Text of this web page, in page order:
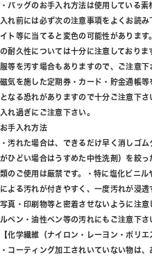
・バッグのお手入れ方法は使用している
入れ前には必ず次の注意事項をよくお読
イト等に当てると変色の可能性がありま
の耐久性については十分に注意しており
服等を汚す場合もありますので、ご注意下
磁気を施した定期券・カード・貯金通帳
となる恐れがありますので十分ご注意下
入れ過ぎにご注意下さい。
お手入れ方法
・汚れた場合は、できるだけ早く消しゴ
がひどい場合はうすめた中性洗剤）を絞
類のご使用は厳禁です。・特に塩化ビニ
による汚れが付きやすく、一度汚れが浸
写真・印刷物等と密着させないように注
ルペン・油性ペン等の汚れにもご注意下さ
【化学繊維（ナイロン・レーヨン・ポリエ
・コーティング加工されいていない物は